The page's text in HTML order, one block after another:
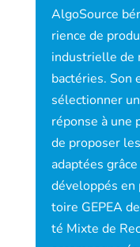
AlgoSource
rience de
industrielle de
bactéries. Son
sélectionner
réponse à une
de proposer
adaptées
développés
toire GEPEA
té Mixte de